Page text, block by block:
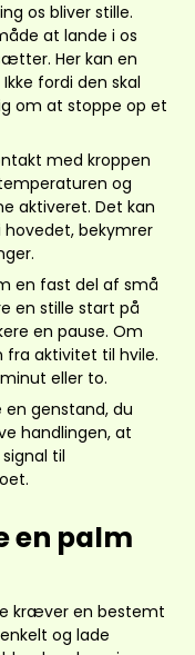
os bliver stille.
at lande i os
Her kan en
fordi den skal
om at stoppe op et
med kroppen
og
aktiveret. Det kan
bekymrer
en fast del af små
en stille start på
en pause. Om
aktivitet til hvile.
eller to.
genstand, du
handlingen, at
til
en palm
kræver en bestemt
og lade